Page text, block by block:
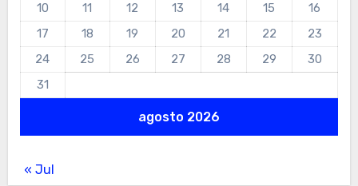
agosto 2026
10
11 12 13 14 15
16
17
18 19 20 21 22
23
24
25 26 27 28 29
30
31
« Jul